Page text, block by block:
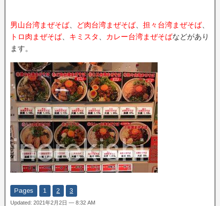
男山台湾まぜそば、 ど肉台湾まぜそば、 担々台湾まぜそば、
トロ肉まぜそば、 キミスタ カレー台湾まぜそばなどがあり
ます。
Pages 1 2 3
Updated: 2021年2月2日 — 8:32 AM